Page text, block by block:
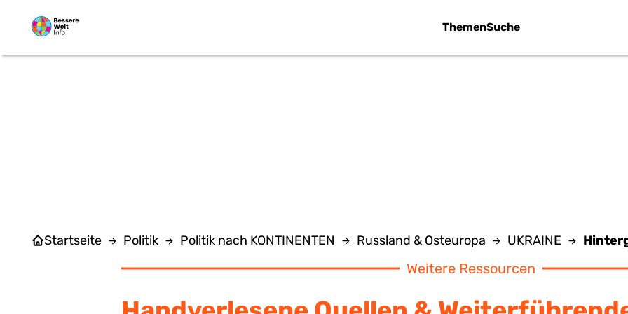
ThemenSuche
Startseite Politik Politik nach KONTINENTEN Russland & Osteuropa UKRAINE
Weitere Ressourcen